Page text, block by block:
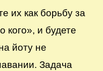
их как борьбу за
кого», и будете
йоту не
Задача